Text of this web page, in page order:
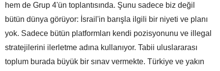
hem de Grup 4'ün toplantısında. Şunu sadece biz değil
bütün dünya görüyor: İsrail'in barışla ilgili bir niyeti ve planı
yok. Sadece bütün platformları kendi pozisyonunu ve illegal
stratejilerini ilerletme adına kullanıyor. Tabii uluslararası
toplum burada büyük bir sınav vermekte. Türkiye ve yakın